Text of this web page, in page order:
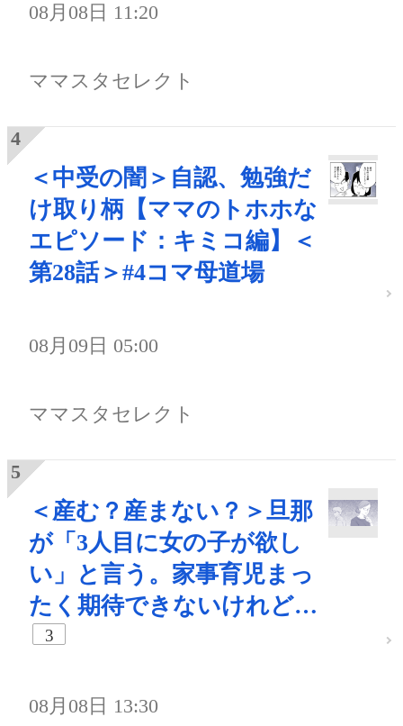
08月08日 11:20
ママスタセレクト
＜中受の闇＞自認、勉強だ
け取り柄【ママのトホホな
エピソード：キミコ編】＜
第28話＞#4コマ母道場
08月09日 05:00
ママスタセレクト
＜産む？産まない？＞旦那
が「3人目に女の子が欲し
い」と言う。家事育児まっ
たく期待できないけれど…
3
08月08日 13:30